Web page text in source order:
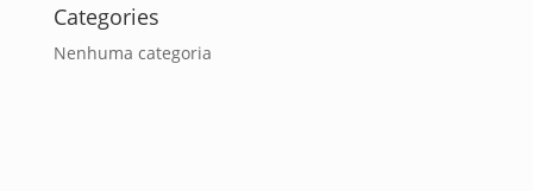
Categories
Nenhuma categoria